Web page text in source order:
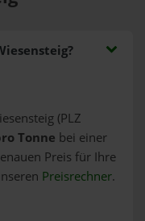
(PLZ
Tonne bei einer
Preis für Ihre
Preisrechner.